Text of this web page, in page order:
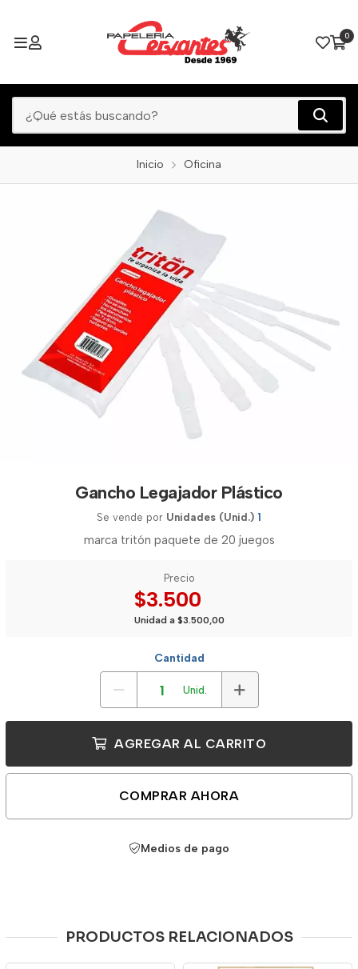
0
Inicio Oficina
Gancho Legajador Plástico
Se vende por Unidades (Unid.) 1
marca tritón paquete de 20 juegos
Precio
$3.500
Unidad a $3.500,00
Cantidad
Unid.
AGREGAR AL CARRITO
COMPRAR AHORA
Medios de pago
PRODUCTOS RELACIONADOS